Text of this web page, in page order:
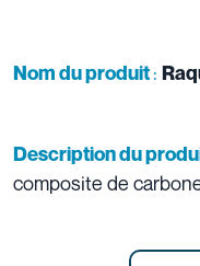
Nom du produit:
Description du
composite de